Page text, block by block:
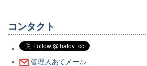
コンタクト
管理人あてメール